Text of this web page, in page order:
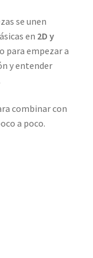
se unen
en 2D y
para empezar a
y entender
combinar con
a poco.